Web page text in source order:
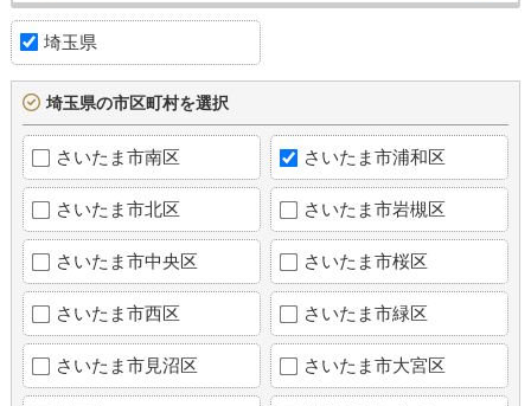
埼玉県
埼玉県の市区町村を選択
さいたま市南区 さいたま市浦和区
さいたま市北区 さいたま市岩槻区
さいたま市中央区 さいたま市桜区
さいたま市西区 さいたま市緑区
さいたま市見沼区 さいたま市大宮区